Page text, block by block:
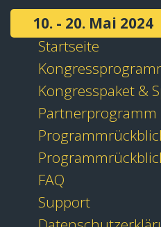
10. - 20. Mai 2024
Startseite
Kongresspaket &
Partnerprogramm
FAQ
Support